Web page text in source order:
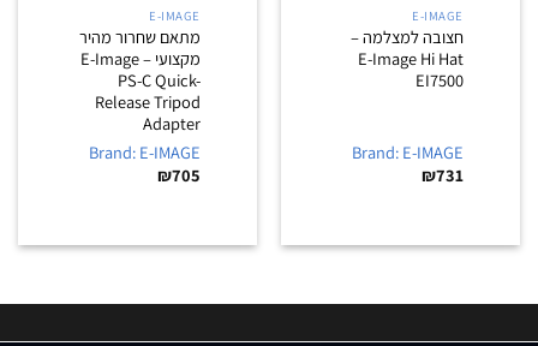
E-IMAGE
חצובה למצלמה –
E-Image Hi Hat
EI7500
Brand: E-IMAGE
₪731
E-IMAGE
מתאם שחרור מהיר
מקצועי – E-Image
PS-C Quick-
Release Tripod
Adapter
Brand: E-IMAGE
₪705